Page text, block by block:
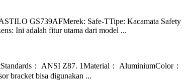
GS739AFMerek: Safe-TTipe: Kacamata Safety
Ini adalah fitur utama dari model ...
： ANSI Z87. 1Material： AluminiumColor：
bracket bisa digunakan ...